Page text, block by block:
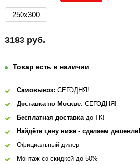
250х300
3183 руб.
Товар есть в наличии
Самовывоз: СЕГОДНЯ!
Доставка по Москве: СЕГОДНЯ!
Бесплатная доставкадо ТК!
Найдёте цену ниже - сделаем дешевле!
Официальный дилер
Монтаж со скидкой до 50%